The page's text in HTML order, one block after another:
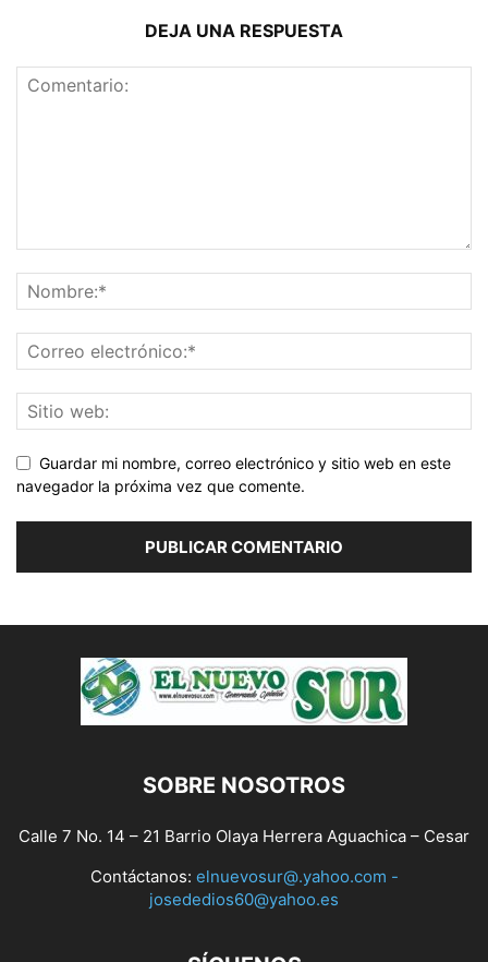
DEJA UNA RESPUESTA
Guardar mi nombre, correo electrónico y sitio web en este
navegador la próxima vez que comente.
SOBRE NOSOTROS
Calle 7 No. 14 – 21 Barrio Olaya Herrera Aguachica – Cesar
Contáctanos: elnuevosur@.yahoo.com -
josededios60@yahoo.es